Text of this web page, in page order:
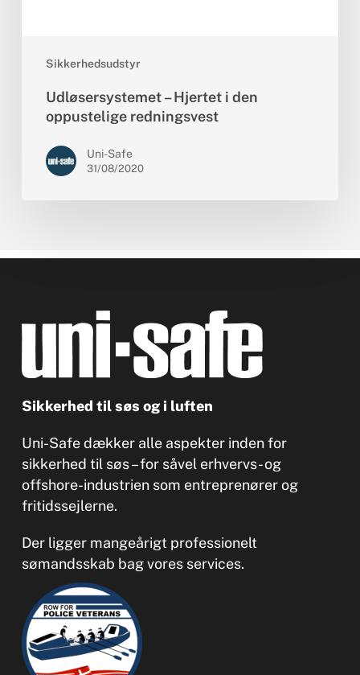
Sikkerhedsudstyr
Udløsersystemet – Hjertet i den
oppustelige redningsvest
Uni-Safe
31/08/2020
Sikkerhed til søs og i luften
Uni-Safe dækker alle aspekter inden for
sikkerhed til søs – for såvel erhvervs- og
offshore-industrien som entreprenører og
fritidssejlerne.
Der ligger mangeårigt professionelt
sømandsskab bag vores services.